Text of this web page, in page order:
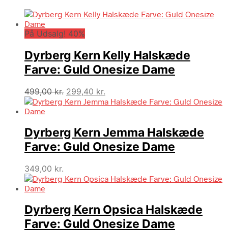
På Udsalg! 40%
Dyrberg Kern Kelly Halskæde
Farve: Guld Onesize Dame
499,00kr. Den
oprindelige
499,00 kr..
299,40 kr.
aktuelle
299,40 kr..
Dyrberg Kern Jemma Halskæde
Farve: Guld Onesize Dame
349,00 kr.
Dyrberg Kern Opsica Halskæde
Farve: Guld Onesize Dame